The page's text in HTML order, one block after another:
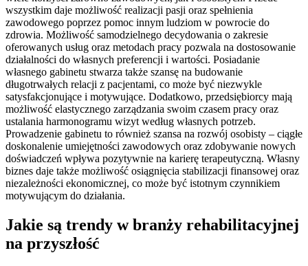
wszystkim daje możliwość realizacji pasji oraz spełnienia
zawodowego poprzez pomoc innym ludziom w powrocie do
zdrowia. Możliwość samodzielnego decydowania o zakresie
oferowanych usług oraz metodach pracy pozwala na dostosowanie
działalności do własnych preferencji i wartości. Posiadanie
własnego gabinetu stwarza także szansę na budowanie
długotrwałych relacji z pacjentami, co może być niezwykle
satysfakcjonujące i motywujące. Dodatkowo, przedsiębiorcy mają
możliwość elastycznego zarządzania swoim czasem pracy oraz
ustalania harmonogramu wizyt według własnych potrzeb.
Prowadzenie gabinetu to również szansa na rozwój osobisty – ciągłe
doskonalenie umiejętności zawodowych oraz zdobywanie nowych
doświadczeń wpływa pozytywnie na karierę terapeutyczną. Własny
biznes daje także możliwość osiągnięcia stabilizacji finansowej oraz
niezależności ekonomicznej, co może być istotnym czynnikiem
motywującym do działania.
Jakie są trendy w branży rehabilitacyjnej
na przyszłość